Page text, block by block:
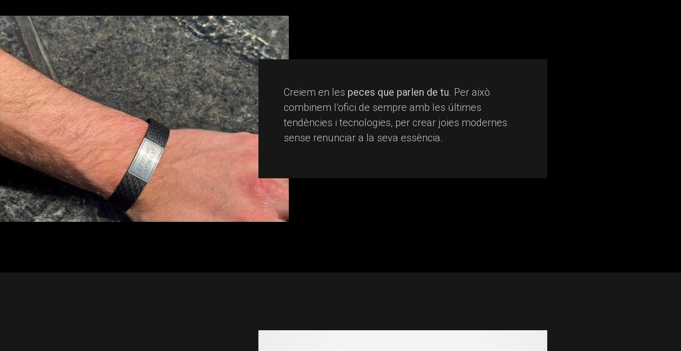
Creiem en les peces que parlen de tu. Per això
combinem l’ofici de sempre amb les últimes
tendències i tecnologies, per crear joies modernes
sense renunciar a la seva essència.